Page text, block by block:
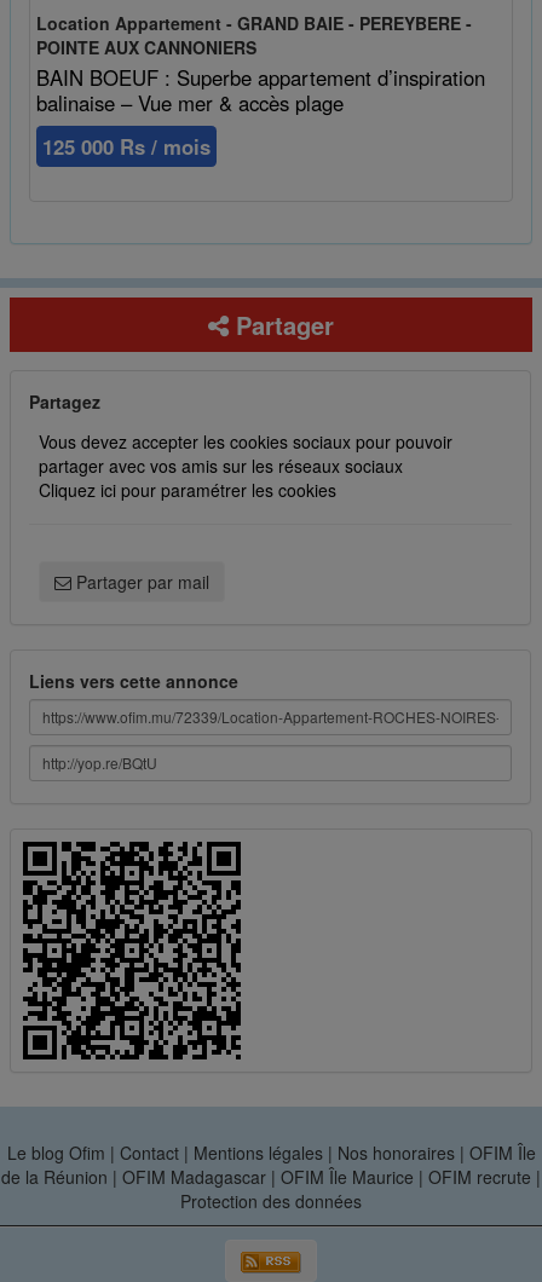
Location Appartement - GRAND BAIE - PEREYBERE -
POINTE AUX CANNONIERS
BAIN BOEUF : Superbe appartement d’inspiration
balinaise – Vue mer & accès plage
125 000 Rs / mois
Partager
Partagez
Vous devez accepter les cookies sociaux pour pouvoir
partager avec vos amis sur les réseaux sociaux
Cliquez ici pour paramétrer les cookies
Partager par mail
Liens vers cette annonce
Le blog Ofim | Contact| Mentions légales| Nos honoraires| OFIM Île
de la Réunion | OFIM Madagascar | OFIM Île Maurice | OFIM recrute |
Protection des données